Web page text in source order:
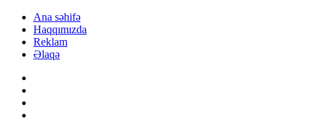
Ana səhifə
Haqqımızda
Reklam
Əlaqə